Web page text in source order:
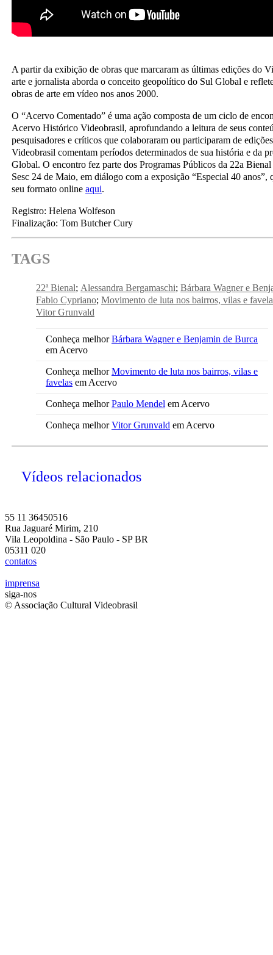
A partir da exibição de obras que marcaram as últimas edições do
arte e jornalista aborda o conceito geopolítico do Sul Global e
obras de arte em vídeo nos anos 2000.
O “Acervo Comentado” é uma ação composta de um ciclo de
Acervo Histórico Videobrasil, aprofundando a leitura de seus
pesquisadores e críticos que colaboraram ou participaram de
Videobrasil comentam períodos determinados de sua história e da
Global. O encontro fez parte dos Programas Públicos da 22a
Sesc 24 de Maio, em diálogo com a exposição “Especial 40 anos”,
seu formato online aqui.
Registro: Helena Wolfeson
Finalização: Tom Butcher Cury
TAGS
22ª Bienal Alessandra Bergamaschi Bárbara Wagner e
Fabio Cypriano Movimento de luta nos bairros, vilas e
Vitor Grunvald
Conheça melhorBárbara Wagner e Benjamin de Burca
em Acervo
Conheça melhorMovimento de luta nos bairros, vilas e
favelas em Acervo
Conheça melhorPaulo Mendel em Acervo
Conheça melhorVitor Grunvald em Acervo
Vídeos relacionados
55 11 36450516
Rua Jaguaré Mirim, 210
Vila Leopoldina - São Paulo - SP BR
05311 020
contatos
imprensa
siga-nos
© Associação Cultural Videobrasil